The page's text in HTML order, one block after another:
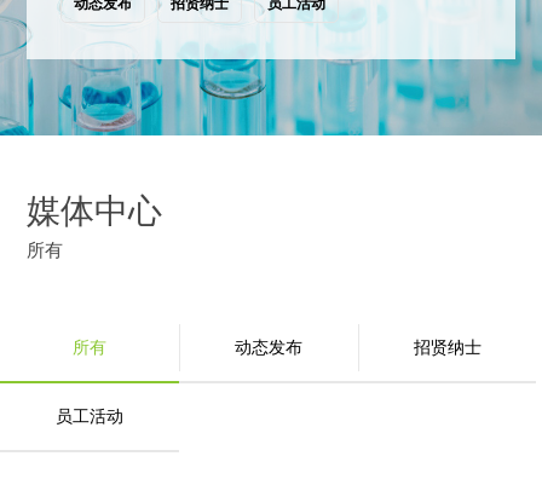
动态发布 招贤纳士 员工活动
媒体中心
所有
所有 动态发布 招贤纳士
员工活动